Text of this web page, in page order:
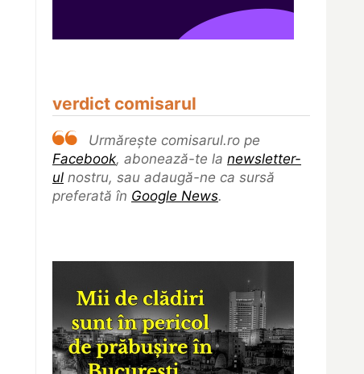
verdict comisarul
Urmărește comisarul.ro pe
Facebook, abonează-te la newsletter-
ul nostru, sau adaugă-ne ca sursă
preferată în Google News.